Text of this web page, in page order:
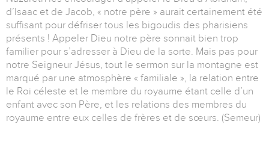
d’Isaac et de Jacob, « notre père » aurait certainement été
suffisant pour défriser tous les bigoudis des pharisiens
présents ! Appeler Dieu notre père sonnait bien trop
familier pour s’adresser à Dieu de la sorte. Mais pas pour
notre Seigneur Jésus, tout le sermon sur la montagne est
marqué par une atmosphère « familiale », la relation entre
le Roi céleste et le membre du royaume étant celle d’un
enfant avec son Père, et les relations des membres du
royaume entre eux celles de frères et de sœurs. (Semeur)